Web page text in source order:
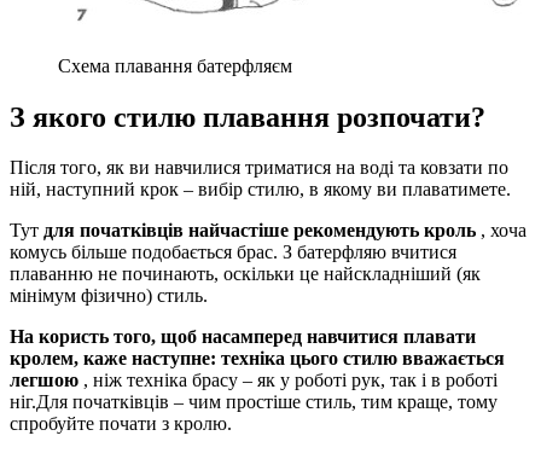
Схема плавання батерфляєм
З якого стилю плавання розпочати?
Після того, як ви навчилися триматися на воді та ковзати по
ній, наступний крок – вибір стилю, в якому ви плаватимете.
Тут для початківців найчастіше рекомендують кроль , хоча
комусь більше подобається брас. З батерфляю вчитися
плаванню не починають, оскільки це найскладніший (як
мінімум фізично) стиль.
На користь того, щоб насамперед навчитися плавати
кролем, каже наступне: техніка цього стилю вважається
легшою , ніж техніка брасу – як у роботі рук, так і в роботі
ніг.Для початківців – чим простіше стиль, тим краще, тому
спробуйте почати з кролю.